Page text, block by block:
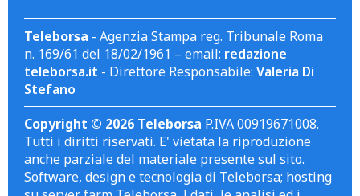
Teleborsa - Agenzia Stampa reg. Tribunale Roma
n. 169/61 del 18/02/1961 – email: redazione
teleborsa.it - Direttore Responsabile: Valeria Di
Stefano
Copyright © 2026 Teleborsa P.IVA 00919671008.
Tutti i diritti riservati. E' vietata la riproduzione
anche parziale del materiale presente sul sito.
Software, design e tecnologia di Teleborsa; hosting